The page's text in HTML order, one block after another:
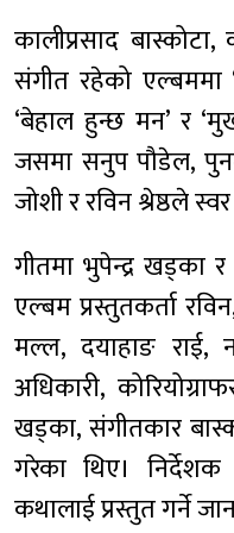
कालीप्रसाद
संगीत रहेको एल्बममा
‘बेहाल हुन्छ मन’ र
जसमा सनुप पौडेल,
जोशी र रविन श्रेष्ठले
गीतमा भुपेन्द्र खड्का
एल्बम प्रस्तुतकर्ता
मल्ल, दयाहाङ राई,
अधिकारी,
खड्का, संगीतकार
गरेका थिए।
कथालाई प्रस्तुत गर्ने